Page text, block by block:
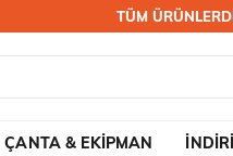
TÜM
ÇANTA & EKİPMAN